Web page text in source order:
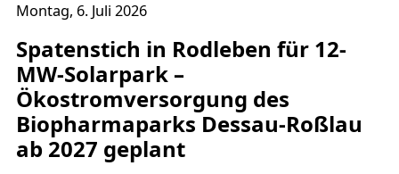
Montag, 6. Juli 2026
Spatenstich in Rodleben für 12-
MW-Solarpark –
Ökostromversorgung des
Biopharmaparks Dessau-Roßlau
ab 2027 geplant